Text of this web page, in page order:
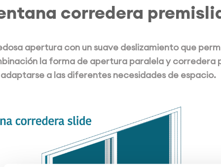
corredera
apertura con un suave deslizamiento que
la forma de apertura paralela y corredera
adaptarse a las diferentes necesidades de espacio.